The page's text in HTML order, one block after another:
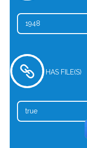
1948
HAS FILE(S)
true